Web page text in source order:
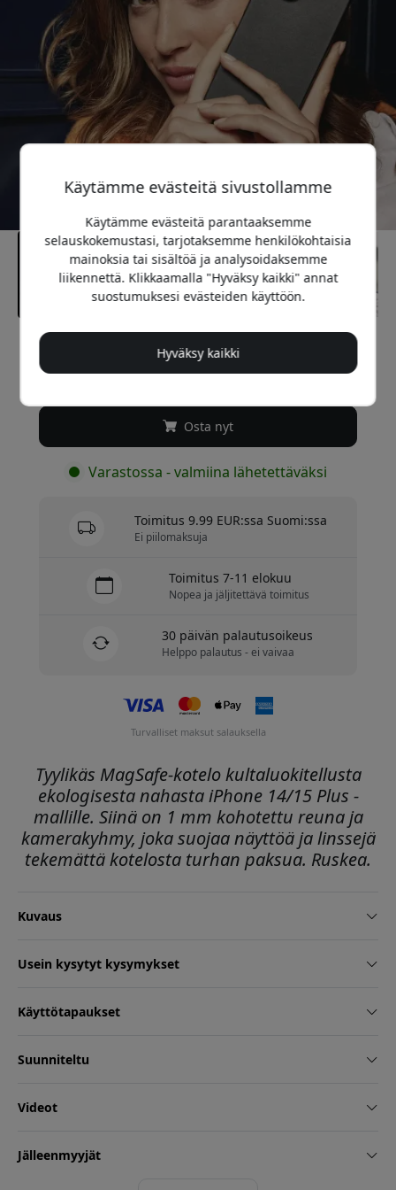
Suositeltava hinta
29.99 EUR
Osta nyt
Varastossa - valmiina lähetettäväksi
Toimitus 9.99 EUR:ssa Suomi:ssa
Ei piilomaksuja
Toimitus 7-11 elokuu
Nopea ja jäljitettävä toimitus
30 päivän palautusoikeus
Helppo palautus - ei vaivaa
Turvalliset maksut salauksella
Tyylikäs MagSafe-kotelo kultaluokitellusta
ekologisesta nahasta iPhone 14/15 Plus -
mallille. Siinä on 1 mm kohotettu reuna ja
kamerakyhmy, joka suojaa näyttöä ja linssejä
tekemättä kotelosta turhan paksua. Ruskea.
Kuvaus
Usein kysytyt kysymykset
Käyttötapaukset
Suunniteltu
Videot
Jälleenmyyjät
Käytämme evästeitä sivustollamme
Käytämme evästeitä parantaaksemme
selauskokemustasi, tarjotaksemme henkilökohtaisia
mainoksia tai sisältöä ja analysoidaksemme
liikennettä. Klikkaamalla "Hyväksy kaikki" annat
suostumuksesi evästeiden käyttöön.
Hyväksy kaikki